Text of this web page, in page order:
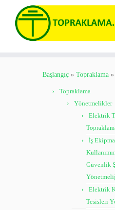
Başlangıç » Topraklama »
Topraklama
Yönetmelikler
Elektrik
İş
Güvenlik
Elektrik
Tesisleri